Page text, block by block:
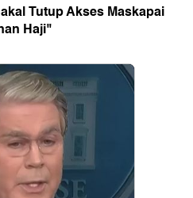
Tutup Akses Maskapai
Haji"